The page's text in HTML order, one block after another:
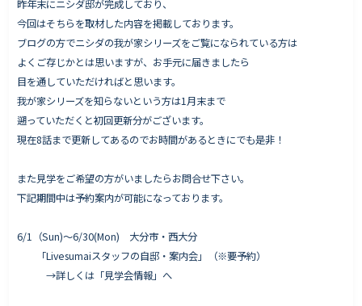
オーナー様の声
完成案内
よくいただくご質問
お役立ちコラム
代表挨拶
会社概要
Staff ブログ&News
昨年末にニシダ邸が完成しており、
今回はそちらを取材した内容を掲載しております。
ブログの方でニシダの我が家シリーズをご覧になられている方は
よくご存じかとは思いますが、お手元に届きましたら
目を通していただければと思います。
我が家シリーズを知らないという方は1月末まで
遡っていただくと初回更新分がございます。
現在8話まで更新してあるのでお時間があるときにでも是非！
また見学をご希望の方がいましたらお問合せ下さい。
下記期間中は予約案内が可能になっております。
6/1（Sun)〜6/30(Mon) 大分市・西大分
「Livesumaiスタッフの自邸・案内会」（※要予約）
→詳しくは「見学会情報」へ